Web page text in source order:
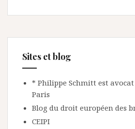
Sites et blog
* Philippe Schmitt est
Paris
Blog du droit européen des
CEIPI